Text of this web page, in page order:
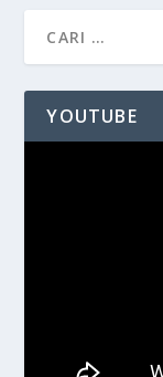
YOUTUBE